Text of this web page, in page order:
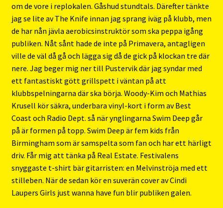
om de vore i replokalen. Gåshud stundtals. Därefter tänkte
jag se lite av The Knife innan jag sprang iväg på klubb, men
de har nån jävla aerobicsinstruktör som ska peppa igång
publiken. Nåt sånt hade de inte på Primavera, antagligen
ville de väl då gå och lägga sig då de gick på klockan tre där
nere. Jag beger mig ner till Pustervik där jag syndar med
ett fantastiskt gött grillspett i väntan på att
klubbspelningarna där ska börja. Woody-Kim och Mathias
Krusell kör säkra, underbara vinyl-kort i form av Best
Coast och Radio Dept. så när ynglingarna Swim Deep går
på är formen på topp. Swim Deep är fem kids från
Birmingham som är samspelta som fan och har ett härligt
driv. Får mig att tänka på Real Estate. Festivalens
snyggaste t-shirt bär gitarristen: en Melvinströja med ett
stilleben. När de sedan kör en suverän cover av Cindi
Laupers Girls just wanna have fun blir publiken galen.